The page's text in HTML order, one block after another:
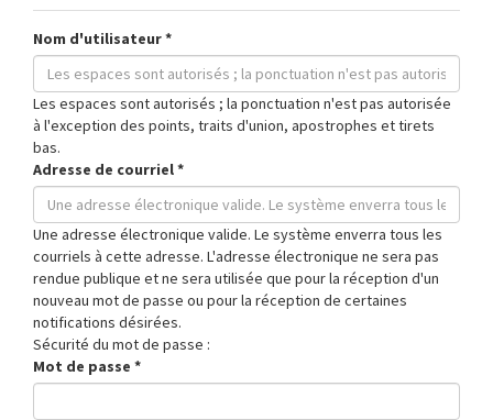
Nom d'utilisateur*
Les espaces sont autorisés ; la ponctuation n'est pas autorisée
à l'exception des points, traits d'union, apostrophes et tirets
bas.
Adresse de courriel*
Une adresse électronique valide. Le système enverra tous les
courriels à cette adresse. L'adresse électronique ne sera pas
rendue publique et ne sera utilisée que pour la réception d'un
nouveau mot de passe ou pour la réception de certaines
notifications désirées.
Sécurité du mot de passe :
Mot de passe *